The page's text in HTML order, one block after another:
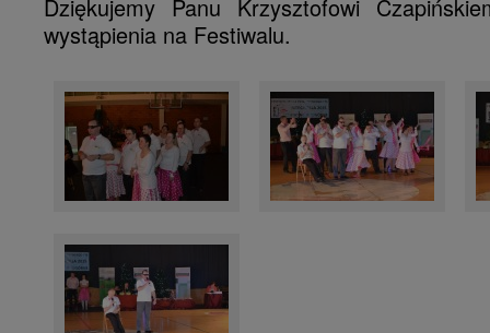
Dziękujemy Panu Krzysztofowi
wystąpienia na Festiwalu.